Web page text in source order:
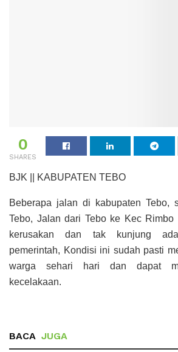
0
SHARES
BJK || KABUPATEN TEBO
Beberapa jalan di kabupaten Tebo,
Tebo, Jalan dari Tebo ke Kec Rimbo
kerusakan dan tak kunjung
pemerintah, Kondisi ini sudah pasti
warga sehari hari dan dapat
kecelakaan.
BACA JUGA